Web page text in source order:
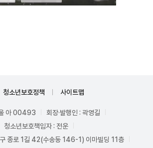
청소년보호정책 사이트맵
아 00493
회장·발행인 : 곽영길
청소년보호책임자 : 전운
종로 1길 42(수송동 146-1) 이마빌딩 11층